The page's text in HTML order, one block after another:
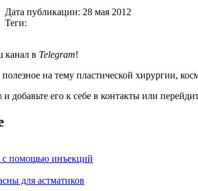
Дата публикации: 28 мая 2012
Теги:
канал в Telegram!
на тему пластической хирургии,
и добавьте его к себе в контакты или
с помощью инъекций
для астматиков